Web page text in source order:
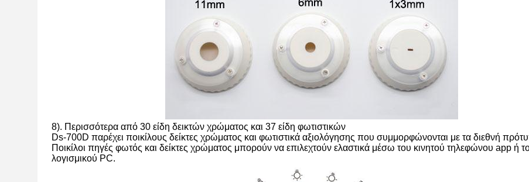
8). Περισσότερα από 30 είδη δεικτών χρώματος και 37 είδη φωτιστικών
Ds-700D παρέχει ποικίλους δείκτες χρώματος και φωτιστικά αξιολόγησης που συμμορφώνονται με τα διεθνή
Ποικίλοι πηγές φωτός και δείκτες χρώματος μπορούν να επιλεχτούν ελαστικά μέσω του κινητού τηλεφώνου app ή
λογισμικού PC.